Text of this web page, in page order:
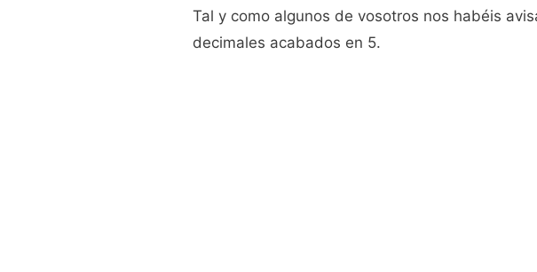
Tal y como algunos de vosotros nos habéis
decimales acabados en 5.